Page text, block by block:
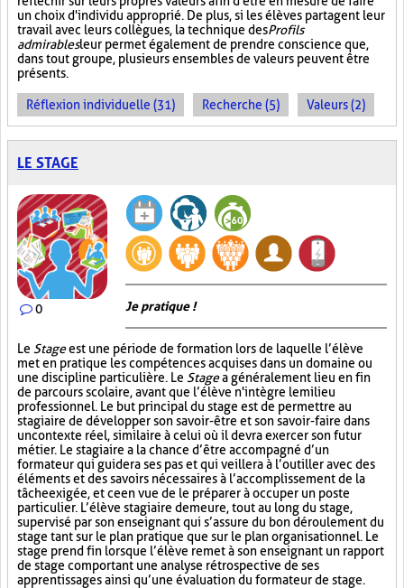
un choix d'individu approprié. De plus, si les élèves partagent leur
travail avec leurs collègues, la technique desProfils
admirablesleur permet également de prendre conscience que,
dans tout groupe, plusieurs ensembles de valeurs peuvent être
présents.
Réflexion individuelle (31) Recherche (5) Valeurs (2)
LE STAGE
0 Je pratique !
Le Stageest une période de formation lors de laquelle l’élève
met en pratique les compétences acquises dans un domaine ou
une discipline particulière. Le Stagea généralement lieu en fin
de parcours scolaire, avant que l’élève n'intègre le milieu
professionnel. Le but principal du stage est de permettre au
stagiaire de développer son savoir-être et son savoir-faire dans
un contexte réel, similaire à celui où il devra exercer son futur
métier. Le stagiaire a la chance d’être accompagné d’un
formateur qui guidera ses pas et qui veillera à l’outiller avec des
éléments et des savoirs nécessaires à l’accomplissement de la
tâche exigée, et ce en vue de le préparer à occuper un poste
particulier. L’élève stagiaire demeure, tout au long du stage,
supervisé par son enseignant qui s’assure du bon déroulement du
stage tant sur le plan pratique que sur le plan organisationnel. Le
stage prend fin lorsque l’élève remet à son enseignant un rapport
de stage comportant une analyse rétrospective de ses
apprentissages ainsi qu’une évaluation du formateur de stage.